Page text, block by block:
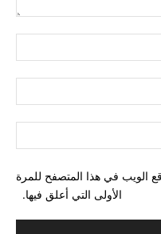
الويب في هذا المتصفح للمرة
الأولى التي أعلق فيها.